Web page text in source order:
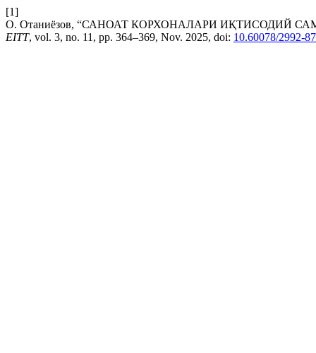
[1]
О. Отаниёзов, “САНОАТ КОРХОНАЛАРИ ИҚТИСОДИЙ
EITT, vol. 3, no. 11, pp. 364–369, Nov. 2025, doi: 10.60078/2992-